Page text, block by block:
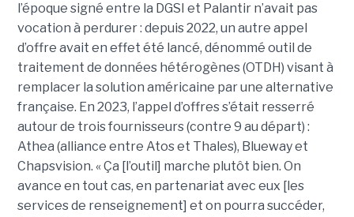
l’époque signé entre la DGSI et Palantir n’avait pas
vocation à perdurer : depuis 2022, un autre appel
d’offre avait en effet été lancé, dénommé outil de
traitement de données hétérogènes (OTDH) visant à
remplacer la solution américaine par une alternative
française. En 2023, l’appel d’offres s’était resserré
autour de trois fournisseurs (contre 9 au départ) :
Athea (alliance entre Atos et Thales), Blueway et
Chapsvision. « Ça [l’outil] marche plutôt bien. On
avance en tout cas, en partenariat avec eux [les
services de renseignement] et on pourra succéder,